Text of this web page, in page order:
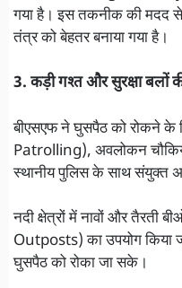
गया है। इस तकनीक की मदद से
तंत्र को बेहतर बनाया गया है।
3. कड़ी गश्त और सुरक्षा बलों
बीएसएफ ने घुसपैठ को रोकने
Patrolling), अवलोकन
स्थानीय पुलिस के साथ संयुक्त
नदी क्षेत्रों में नावों और तैरती
Outposts) का उपयोग किया
घुसपैठ को रोका जा सके।